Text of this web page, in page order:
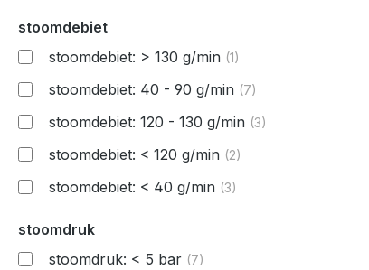
stoomdebiet
stoomdebiet: > 130 g/min (1)
stoomdebiet: 40 - 90 g/min (7)
stoomdebiet: 120 - 130 g/min (3)
stoomdebiet: < 120 g/min (2)
stoomdebiet: < 40 g/min (3)
stoomdruk
stoomdruk: < 5 bar (7)